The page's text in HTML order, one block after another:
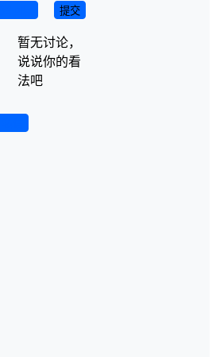
提交
暂无讨论，
说说你的看
法吧